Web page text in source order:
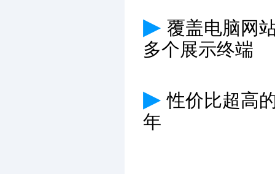
▶ 覆盖电脑网
多个展示终端
▶性价比超高
年